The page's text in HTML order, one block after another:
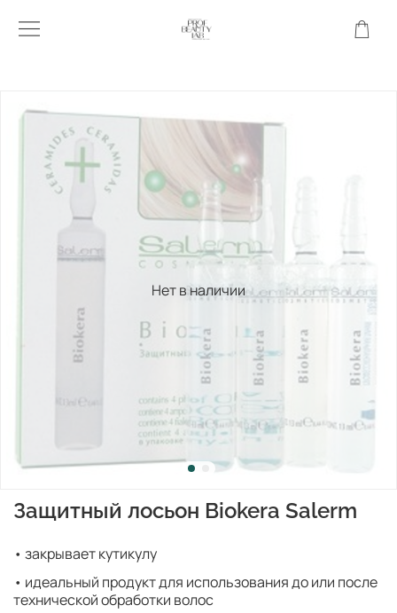
Нет в наличии
Защитный лосьон Biokera Salerm
• закрывает кутикулу
• идеальный продукт для использования до или после
технической обработки волос